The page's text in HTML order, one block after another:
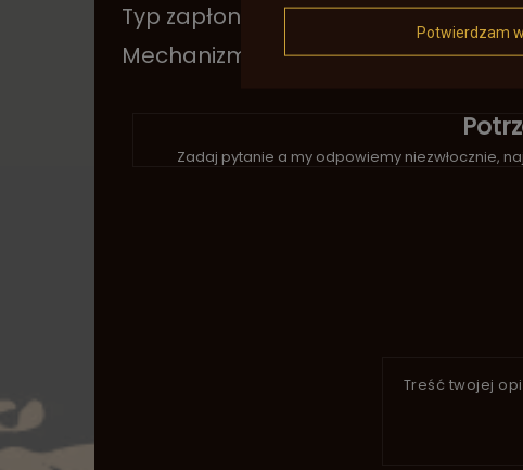
Typ zapłonu
Mechanizm Ładowania
single
Zadaj pytanie a my odpowiemy niezwłocznie,
Treść twojej
Potwierdzam